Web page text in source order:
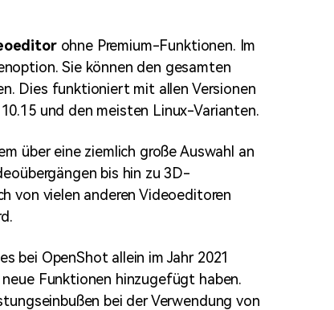
ohne Premium-Funktionen. Im
Sie können den gesamten
Dies funktioniert mit allen Versionen
und den meisten Linux-Varianten.
über eine ziemlich große Auswahl an
bis hin zu 3D-
von vielen anderen Videoeditoren
bei OpenShot allein im Jahr 2021
Funktionen hinzugefügt haben.
bei der Verwendung von